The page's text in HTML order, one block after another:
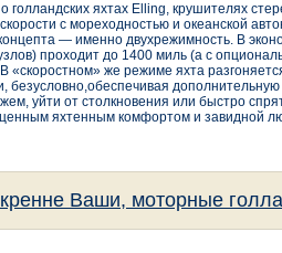
голландских яхтах Elling, крушителях
с мореходностью и океанской
— именно двухрежимность. В
проходит до 1400 миль (а с
«скоростном» же режиме яхта
безусловно,обеспечивая
уйти от столкновения или быстро
яхтенным комфортом и завидной
Ваши, моторные